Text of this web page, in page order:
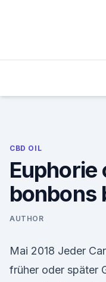
CBD OIL
Euphorie
bonbons
AUTHOR
Mai 2018 Jeder
früher oder später